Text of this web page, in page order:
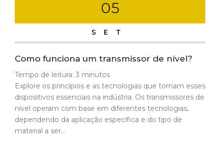
05
SET
Como funciona um transmissor de nível?
Tempo de leitura: 3 minutos
Explore os princípios e as tecnologias que tornam esses
dispositivos essenciais na indústria. Os transmissores de
nível operam com base em diferentes tecnologias,
dependendo da aplicação específica e do tipo de
material a ser...